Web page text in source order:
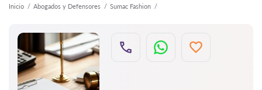
Inicio Abogados y Defensores Sumac Fashion